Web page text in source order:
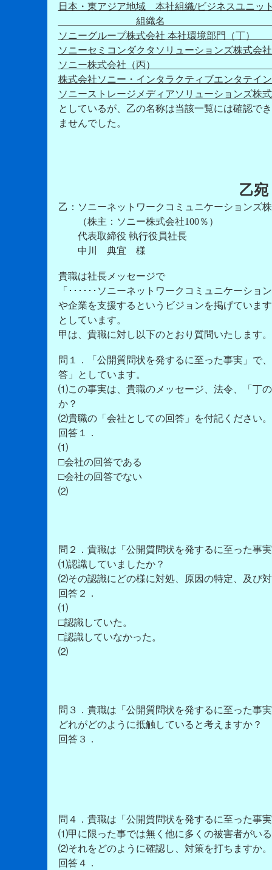
日本・東アジア地域 本社組
組織名 グローバ
ソニーグループ株式会社 本社環
ソニーセミコンダクタソリューシ
ソニー株式会社
株式会社ソニー・インタラクティブエ
ソニーストレージメディアソリュー
としているが、乙の名称は当該一覧には確認で
ませんでした。
乙宛
乙：ソニーネットワークコミュニケーションズ
（株主：ソニー株式会社100％）
代表取締役 執行役員社長
中川 典宜 様
貴職は社長メッセージで
「･･････ソニーネットワークコミュニケーシ
や企業を支援する というビジョンを掲げていま
としています。
甲は、貴職に対し以下のとおり質問いたします。
問１．「公開質問状を発するに至った事実」で
答」としています。
⑴この事実は、貴職のメッセージ、法令、「丁
か？
⑵貴職の「会社としての回答」を付記ください。
回答１．
⑴
□会社の回答である
□会社の回答でない
⑵
問２．貴職は「公開質問状を発するに至った事
⑴認識していましたか？
⑵その認識にどの様に対処、原因の特定、及び
回答２．
⑴
□認識していた。
□認識していなかった。
⑵
問３．貴職は「公開質問状を発するに至った事
どれがどのように抵触していると考えますか？
回答３．
問４．貴職は「公開質問状を発するに至った事
⑴甲に限った事では無く他に多くの被害者がい
⑵それをどのように確認し、対策を打ちますか。
回答４．